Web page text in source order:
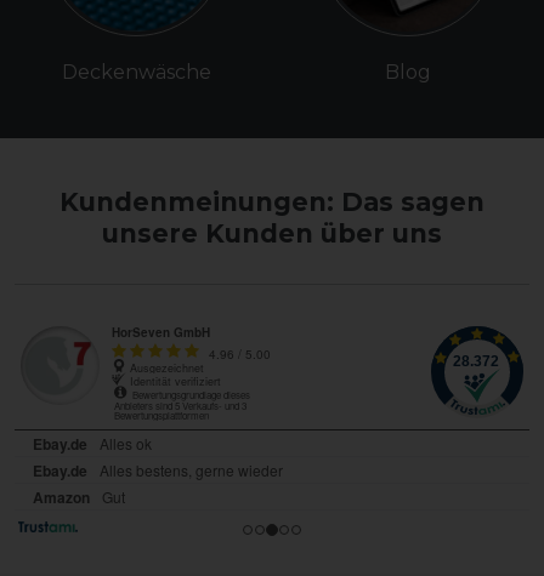
Deckenwäsche Blog
Kundenmeinungen: Das sagen
unsere Kunden über uns